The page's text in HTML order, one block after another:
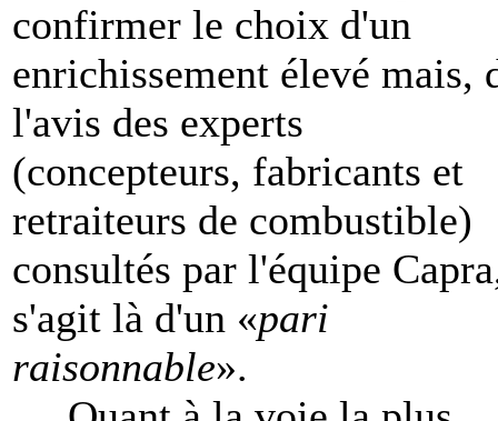
confirmer le choix d'un
enrichissement élevé mais,
l'avis des experts
(concepteurs, fabricants et
retraiteurs de combustible)
consultés par l'équipe
s'agit là d'un «pari
raisonnable».